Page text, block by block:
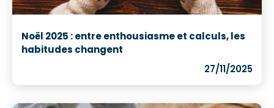
Noël 2025 : entre enthousiasme et calculs, les
habitudes changent
27/11/2025